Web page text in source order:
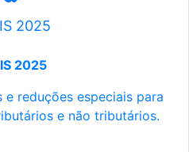
2025
2025
reduções especiais para
e não tributários.